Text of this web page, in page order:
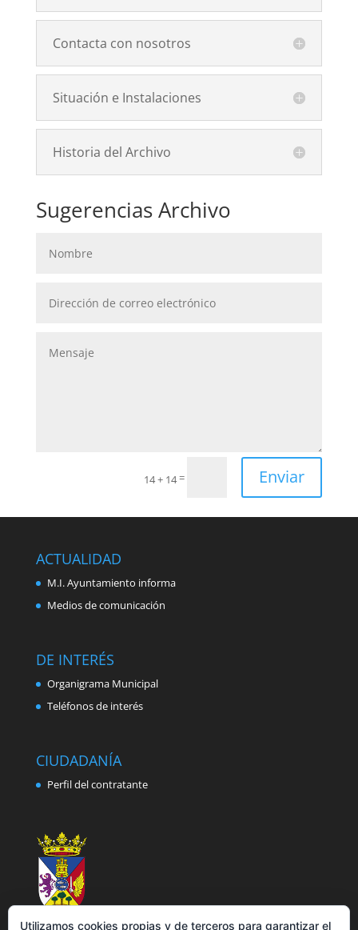
Contacta con nosotros
Situación e Instalaciones
Historia del Archivo
Sugerencias Archivo
14 + 14= Enviar
ACTUALIDAD
M.I. Ayuntamiento informa
Medios de comunicación
DE INTERÉS
Organigrama Municipal
Teléfonos de interés
CIUDADANÍA
Perfil del contratante
Utilizamos cookies propias y de terceros para garantizar el